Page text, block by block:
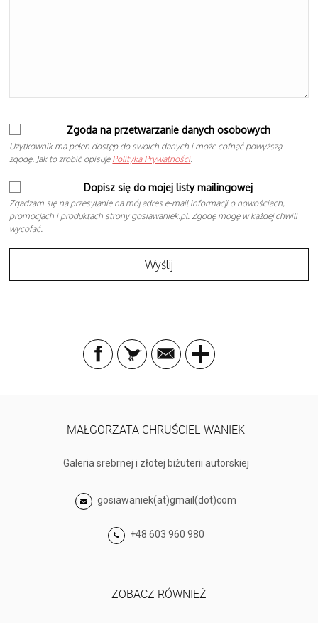
Zgoda na przetwarzanie danych osobowych
Użytkownik ma pełen dostęp do swoich danych i może cofnąć powyższą
zgodę. Jak to zrobić opisuje Polityka Prywatności.
Dopisz się do mojej listy mailingowej
Zgadzam się na przesyłanie na mój adres e-mail informacji o nowościach,
promocjach i produktach strony gosiawaniek.pl. Zgodę mogę w każdej chwili
wycofać.
MAŁGORZATA CHRUŚCIEL-WANIEK
Galeria srebrnej i złotej biżuterii autorskiej
gosiawaniek(at)gmail(dot)com
+48 603 960 980
ZOBACZ RÓWNIEŻ